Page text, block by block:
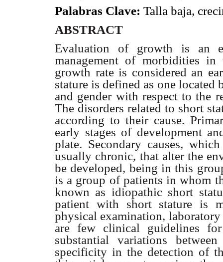
Palabras Clave: Talla baja,
ABSTRACT
Evaluation of growth is an
management of morbidities in
growth rate is considered an
stature is defined as one
and gender with respect to the
The disorders related to short
according to their cause.
early stages of development
plate. Secondary causes,
usually chronic, that alter the
be developed, being in this
is a group of patients in whom
known as idiopathic short
patient with short stature is
physical examination,
are few clinical guidelines
substantial variations between
specificity in the detection of